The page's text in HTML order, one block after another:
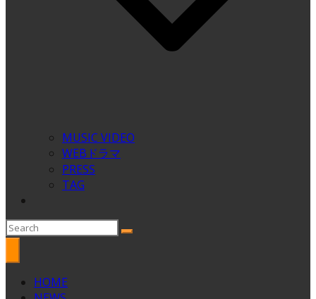
MUSIC VIDEO
WEBドラマ
PRESS
TAG
HOME